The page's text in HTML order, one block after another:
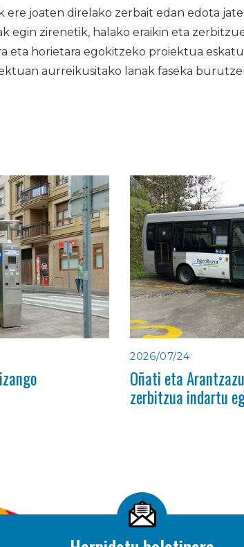
joaten direlako zerbait edan edota
egin zirenetik, halako eraikin eta
eta horietara egokitzeko proiektua eskatu
aurreikusitako lanak faseka
2026/07/24
Oñati eta
zerbitzua indartu